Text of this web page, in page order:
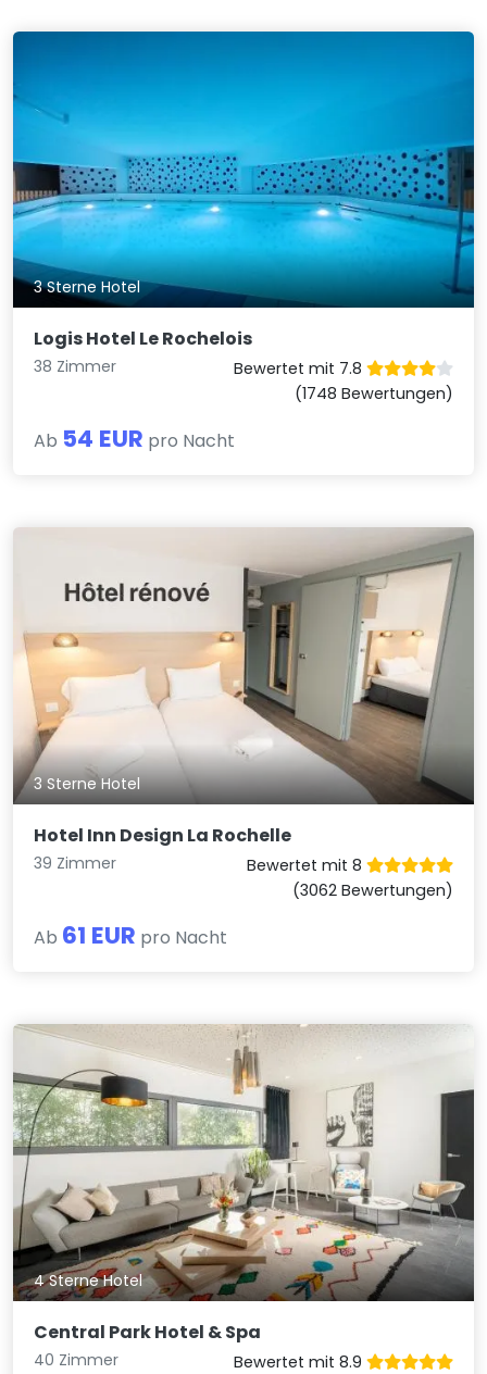
3 Sterne Hotel
Logis Hotel Le Rochelois
38 Zimmer
Bewertet mit 7.8
(1748 Bewertungen)
Ab 54 EUR pro Nacht
3 Sterne Hotel
Hotel Inn Design La Rochelle
39 Zimmer
Bewertet mit 8
(3062 Bewertungen)
Ab 61 EUR pro Nacht
4 Sterne Hotel
Central Park Hotel & Spa
40 Zimmer
Bewertet mit 8.9